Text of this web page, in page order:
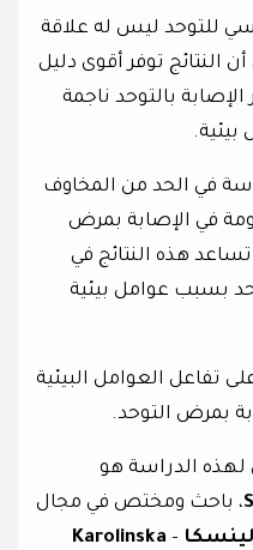
للتوحد ليس له علاقة
النتائج توفر أقوى دليل
بالتوحد ناجمة
في الحد من المخاوف
في الإصابة بمرض
هذه النتائج في
بسبب عوامل بيئية
تفاعل العوامل البيئية
بمرض التوحد.
لهذه الدراسة هو
، باحث ومختص في مجال
–
Karolinska